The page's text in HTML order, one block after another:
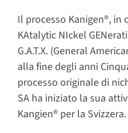
Il processo Kanigen®, in
KAtalytic NIckel
G.A.T.X. (General
alla fine degli anni
processo originale di
SA ha iniziato la sua
Kangien® per la Svizzera.